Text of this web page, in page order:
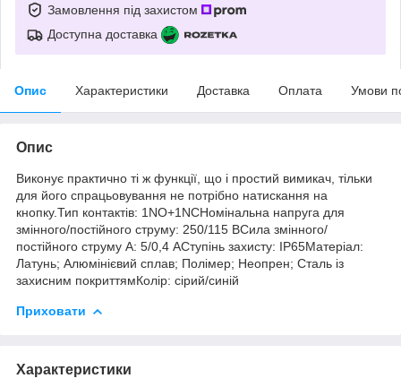
Замовлення під захистом
Доступна доставка
Опис Характеристики Доставка Оплата Умови
Опис
Виконує практично ті ж функції, що і простий вимикач, тільки
для його спрацьовування не потрібно натискання на
кнопку.Тип контактів: 1NO+1NCНомінальна напруга для
змінного/постійного струму: 250/115 ВСила змінного/
постійного струму А: 5/0,4 АСтупінь захисту: IP65Матеріал:
Латунь; Алюмінієвий сплав; Полімер; Неопрен; Сталь із
захисним покриттямКолір: сірий/синій
Приховати
Характеристики